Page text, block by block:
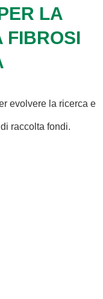
LA
FIBROSI
evolvere la ricerca e
raccolta fondi.